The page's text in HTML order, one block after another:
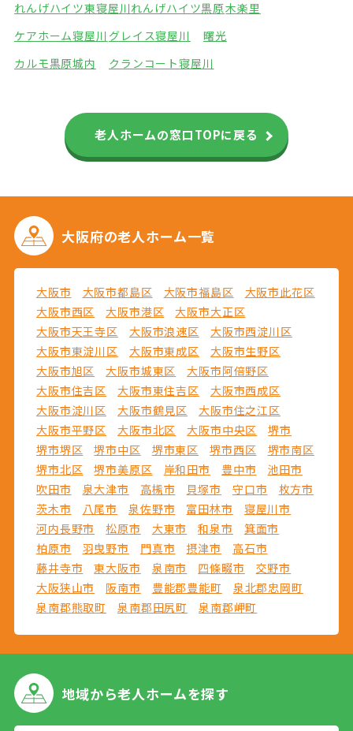
れんげハイツ東寝屋川れんげハイツ黒原木楽里
ケアホーム寝屋川 グレイス寝屋川
曙光
カルモ黒原城内
クランコート寝屋川
老人ホームの窓口TOPに戻る
大阪府の老人ホーム一覧
大阪市 大阪市都島区 大阪市福島区
大阪市此花区
大阪市西区
大阪市港区
大阪市大正区
大阪市天王寺区
大阪市浪速区
大阪市西淀川区
大阪市東淀川区
大阪市東成区
大阪市生野区
大阪市旭区
大阪市城東区
大阪市阿倍野区
大阪市住吉区
大阪市東住吉区
大阪市西成区
大阪市淀川区
大阪市鶴見区
大阪市住之江区
大阪市平野区
大阪市北区 大阪市中央区
堺市
堺市堺区
堺市中区 堺市東区 堺市西区
堺市南区
堺市北区
堺市美原区 岸和田市 豊中市
池田市
吹田市
泉大津市 高槻市 貝塚市 守口市
枚方市
茨木市
八尾市 泉佐野市 富田林市
寝屋川市
河内長野市
松原市 大東市 和泉市
箕面市
柏原市
羽曳野市 門真市 摂津市
高石市
藤井寺市
東大阪市 泉南市 四條畷市
交野市
大阪狭山市
阪南市 豊能郡豊能町
泉北郡忠岡町
泉南郡熊取町
泉南郡田尻町 泉南郡岬町
地域から老人ホームを探す